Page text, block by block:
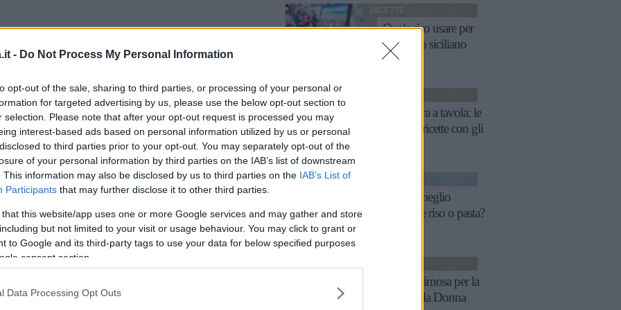
- Do Not Process My Personal Information
opt-out of the sale, sharing to third parties, or processing of your personal or
for targeted advertising by us, please use the below opt-out section to
selection. Please note that after your opt-out request is processed you may
interest-based ads based on personal information utilized by us or personal
to third parties prior to your opt-out. You may separately opt-out of the
of your personal information by third parties on the IAB’s list of downstream
This information may also be disclosed by us to third parties on the IAB’s List of
Participants that may further disclose it to other third parties.
that this website/app uses one or more Google services and may gather and store
but not limited to your visit or usage behaviour. You may click to grant or
to Google and its third-party tags to use your data for below specified purposes
consent section.
Data Processing Opt Outs
FRIZZANTE (asciutto/amabile)
RICETTE
Quale riso usare per
l'arancino siciliano
Primavera a tavola: le
migliori ricette con gli
La sera meglio
mangiare riso o pasta?
Menu mimosa per la
Festa della Donna